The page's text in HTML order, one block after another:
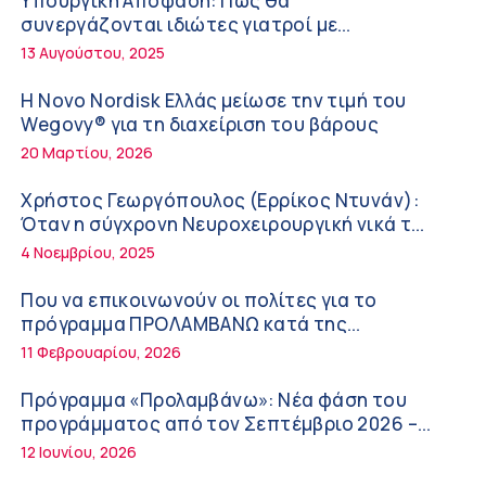
Ευμενής Καραφυλλίδης (Metropolitan
General): Γιατί η διατροφή πρέπει να
καθοδηγείται από κλινικό διαιτολόγο;
Ιωάννης Μπολέτης – ΩΝΑΣΕΙΟ
5:42 πμ
Μητρικός θηλασμός: Η πρώτη επένδυση
στην υγεία του παιδιού
5:37 πμ
Νικόλαος Παρασκευάς (ΥΓΕΙΑ): Τα
ψηλοτάκουνα παπούτσια εχθρός ή φίλος
των γυναικών;
10:42 πμ
Θεόδωρος Ροκκάς (Ερρίκος Ντυνάν): Η
σημασία των προβιοτικών στη θεραπεία
του συνδρόμου του ευερέθιστου εντέρου
10:21 πμ
συνεργάζονται ιδιώτες γιατροί με
νοσοκομεία του δημοσίου συστήματος
13 Αυγούστου, 2025
Η Novo Nordisk Ελλάς μείωσε την τιμή του
Wegovy® για τη διαχείριση του βάρους
20 Μαρτίου, 2026
Χρήστος Γεωργόπουλος (Ερρίκος Ντυνάν):
Όταν η σύγχρονη Νευροχειρουργική νικά το
φόβο!
4 Νοεμβρίου, 2025
Που να επικοινωνούν οι πολίτες για το
πρόγραμμα ΠΡΟΛΑΜΒΑΝΩ κατά της
παχυσαρκίας
11 Φεβρουαρίου, 2026
Πρόγραμμα «Προλαμβάνω»: Νέα φάση του
προγράμματος από τον Σεπτέμβριο 2026 –
Δωρεάν προληπτικές εξετάσεις έως το 2030
12 Ιουνίου, 2026